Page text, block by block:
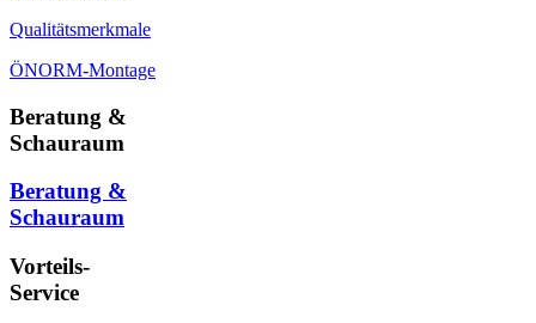
Qualitätsmerkmale
ÖNORM-Montage
Beratung &
Schauraum
Beratung &
Schauraum
Vorteils-
Service